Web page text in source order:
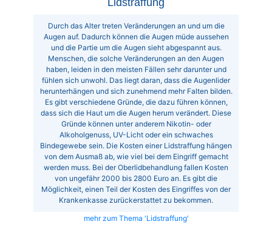
Durch das Alter treten Veränderungen an und um die
Augen auf. Dadurch können die Augen müde aussehen
und die Partie um die Augen sieht abgespannt aus.
Menschen, die solche Veränderungen an den Augen
haben, leiden in den meisten Fällen sehr darunter und
fühlen sich unwohl. Das liegt daran, dass die Augenlider
herunterhängen und sich zunehmend mehr Falten bilden.
Es gibt verschiedene Gründe, die dazu führen können,
dass sich die Haut um die Augen herum verändert. Diese
Gründe können unter anderem Nikotin- oder
Alkoholgenuss, UV-Licht oder ein schwaches
Bindegewebe sein. Die Kosten einer Lidstraffung hängen
von dem Ausmaß ab, wie viel bei dem Eingriff gemacht
werden muss. Bei der Oberlidbehandlung fallen Kosten
von ungefähr 2000 bis 2800 Euro an. Es gibt die
Möglichkeit, einen Teil der Kosten des Eingriffes von der
Krankenkasse zurückerstattet zu bekommen.
mehr zum Thema 'Lidstraffung'